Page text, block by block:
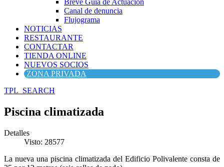
Breve Guía de Actuación
Canal de denuncia
Flujograma
NOTICIAS
RESTAURANTE
CONTACTAR
TIENDA ONLINE
NUEVOS SOCIOS
ZONA PRIVADA
TPL_SEARCH
Piscina climatizada
Detalles
Visto: 28577
La nueva una piscina climatizada del Edificio Polivalente consta de